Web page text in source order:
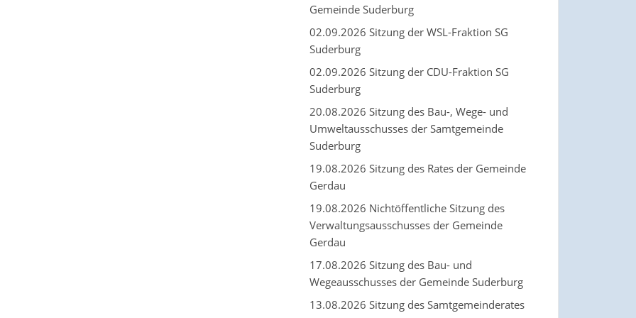
Gemeinde Suderburg
02.09.2026 Sitzung der WSL-Fraktion SG
Suderburg
02.09.2026 Sitzung der CDU-Fraktion SG
Suderburg
20.08.2026 Sitzung des Bau-, Wege- und
Umweltausschusses der Samtgemeinde
Suderburg
19.08.2026 Sitzung des Rates der Gemeinde
Gerdau
19.08.2026 Nichtöffentliche Sitzung des
Verwaltungsausschusses der Gemeinde
Gerdau
17.08.2026 Sitzung des Bau- und
Wegeausschusses der Gemeinde Suderburg
13.08.2026 Sitzung des Samtgemeinderates